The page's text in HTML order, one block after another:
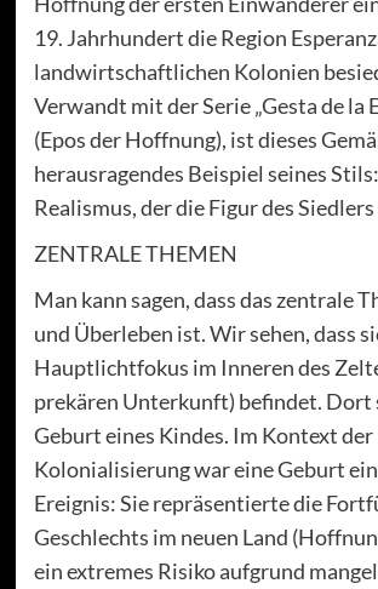
19. Jahrhundert die Region
landwirtschaftlichen Kolonien
Verwandt mit der Serie „Gesta de la
(Epos der Hoffnung), ist dieses
herausragendes Beispiel seines
Realismus, der die Figur des
ZENTRALE THEMEN
Man kann sagen, dass das zentrale
und Überleben ist. Wir sehen, dass
Hauptlichtfokus im Inneren des
prekären Unterkunft) befindet. Dort
Geburt eines Kindes. Im Kontext der
Kolonialisierung war eine Geburt
Ereignis: Sie repräsentierte die
Geschlechts im neuen Land
ein extremes Risiko aufgrund